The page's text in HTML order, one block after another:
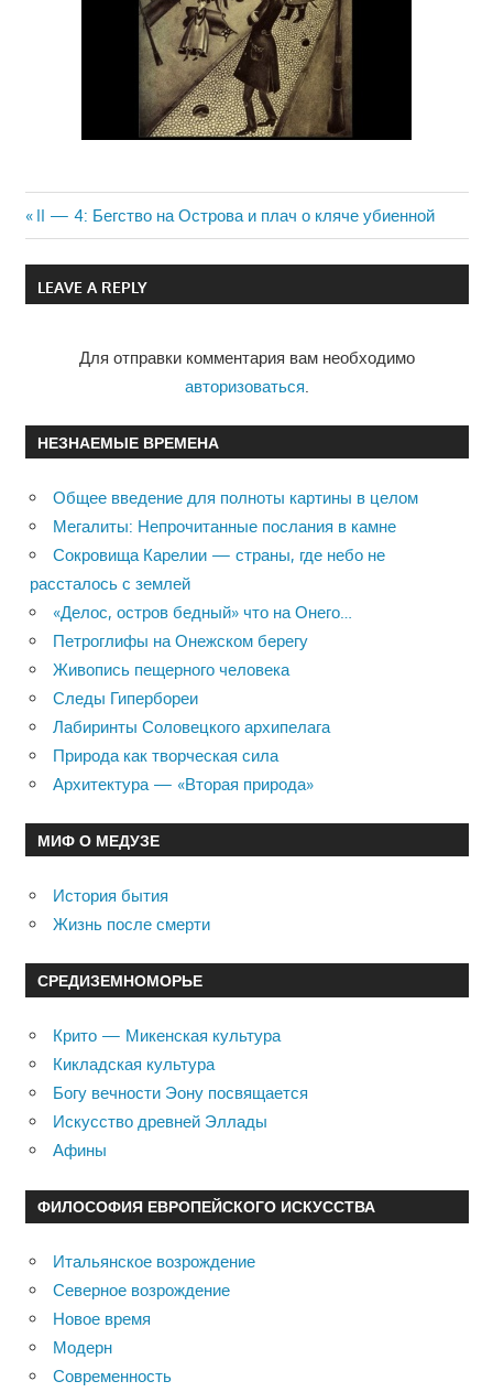
Навигация
по
Previous
Post:
II — 4: Бегство на Острова и плач о кляче убиенной
LEAVE A REPLY
Для отправки комментария вам необходимо
авторизоваться
НЕЗНАЕМЫЕ ВРЕМЕНА
Общее введение для полноты картины в целом
Мегалиты: Непрочитанные послания в камне
Сокровища Карелии — страны, где небо не
рассталось с землей
«Делос, остров бедный» что на Онего…
Петроглифы на Онежском берегу
Живопись пещерного человека
Следы Гипербореи
Лабиринты Соловецкого архипелага
Природа как творческая сила
Архитектура — «Вторая природа»
МИФ О МЕДУЗЕ
История бытия
Жизнь после смерти
СРЕДИЗЕМНОМОРЬЕ
Крито — Микенская культура
Кикладская культура
Богу вечности Эону посвящается
Искусство древней Эллады
Афины
ФИЛОСОФИЯ ЕВРОПЕЙСКОГО ИСКУССТВА
Итальянское возрождение
Северное возрождение
Новое время
Модерн
Современность